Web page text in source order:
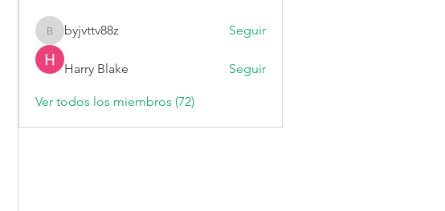
byjvttv88z
byjvttv88z Seguir
Harry Blake Seguir
Ver todos los miembros (72)